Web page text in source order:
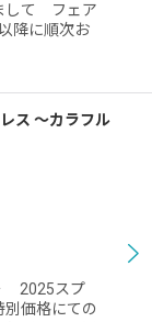
して フェア
降に順次お
ス 〜カラフル
2025スプ
別価格にての